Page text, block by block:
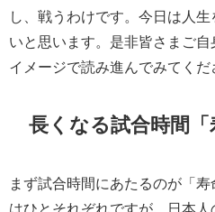
し、戦うわけです。今日は人
いと思います。是非皆さまご
イメージで読み進んでみてくだ
長くなる試合時間「
まず試合時間にあたるのが「
はひとそれぞれですが、日本